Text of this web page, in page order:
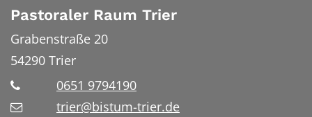
Pastoraler Raum Trier
Grabenstraße 20
54290 Trier
0651 9794190
trier@bistum-trier.de